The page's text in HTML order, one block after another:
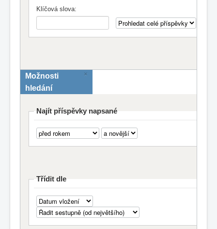
Registrace
Klíčová slova:
×
Možnosti
hledání
Najít příspěvky napsané
Třídit dle